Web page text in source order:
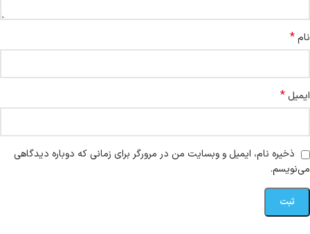
نام*
ایمیل *
ذخیره نام، ایمیل و وبسایت من در مرورگر برای زمانی که دوباره دیدگاهی
می‌نویسم.